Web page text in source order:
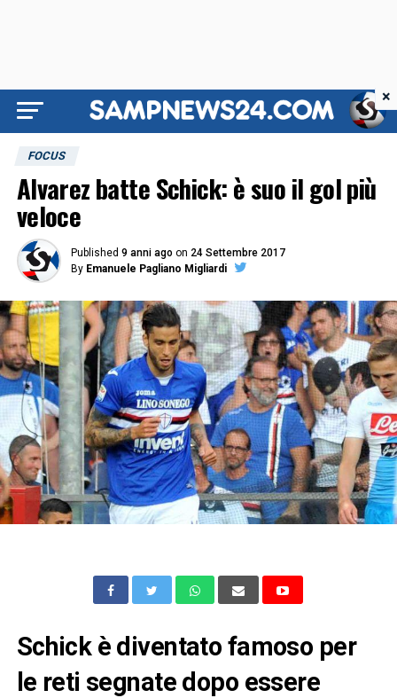
FOCUS
Alvarez batte Schick: è suo il gol più
veloce
Published 9 anni ago on 24 Settembre 2017
By Emanuele Pagliano Migliardi
Schick è diventato famoso per
le reti segnate dopo essere
×